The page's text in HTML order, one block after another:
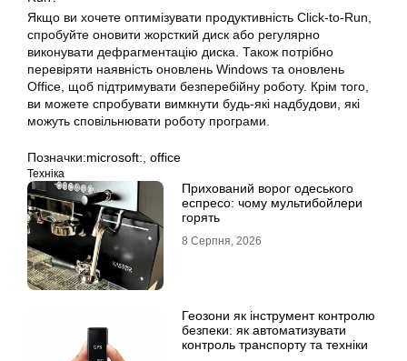
Якщо ви хочете оптимізувати продуктивність Click-to-Run,
спробуйте оновити жорсткий диск або регулярно
виконувати дефрагментацію диска. Також потрібно
перевіряти наявність оновлень Windows та оновлень
Office, щоб підтримувати безперебійну роботу. Крім того,
ви можете спробувати вимкнути будь-які надбудови, які
можуть сповільнювати роботу програми.
Позначки:microsoft: office
Техніка
Прихований ворог одеського
еспресо: чому мультибойлери
горять
8 Серпня, 2026
Геозони як інструмент контролю
безпеки: як автоматизувати
контроль транспорту та техніки